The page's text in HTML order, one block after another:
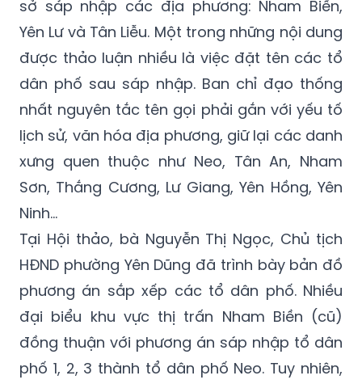
xếp, tổ chức lại các tổ dân phố.
Phường Yên Dũng được hình thành trên cơ
sở sáp nhập các địa phương: Nham Biền,
Yên Lư và Tân Liễu. Một trong những nội dung
được thảo luận nhiều là việc đặt tên các tổ
dân phố sau sáp nhập. Ban chỉ đạo thống
nhất nguyên tắc tên gọi phải gắn với yếu tố
lịch sử, văn hóa địa phương, giữ lại các danh
xưng quen thuộc như Neo, Tân An, Nham
Sơn, Thắng Cương, Lư Giang, Yên Hồng, Yên
Ninh…
Tại Hội thảo, bà Nguyễn Thị Ngọc, Chủ tịch
HĐND phường Yên Dũng đã trình bày bản đồ
phương án sắp xếp các tổ dân phố. Nhiều
đại biểu khu vực thị trấn Nham Biền (cũ)